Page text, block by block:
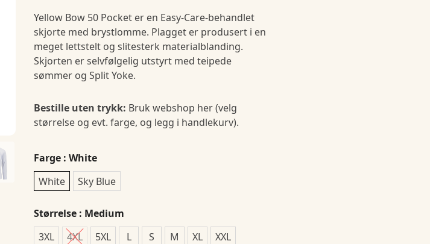
Yellow Bow 50 Pocket er en Easy-Care-behandlet
skjorte med brystlomme. Plagget er produsert i en
meget lettstelt og slitesterk materialblanding.
Skjorten er selvfølgelig utstyrt med teipede
sømmer og Split Yoke.
Bestille uten trykk: Bruk webshop her (velg
størrelse og evt. farge, og legg i handlekurv).
Farge : White
White
Sky Blue
Størrelse : Medium
3XL
4XL 5XL L S M XL XXL